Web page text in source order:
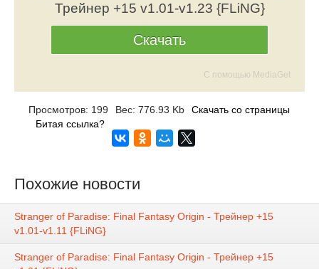
Трейнер +15 v1.01-v1.23 {FLiNG}
Скачать
С помощью MediaGet
Просмотров: 199 Вес: 776.93 Kb
Скачать со страницы
Битая ссылка?
Похожие новости
Stranger of Paradise: Final Fantasy Origin - Трейнер +15
v1.01-v1.11 {FLiNG}
Stranger of Paradise: Final Fantasy Origin - Трейнер +15